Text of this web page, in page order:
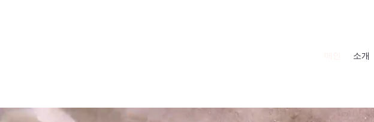
소개